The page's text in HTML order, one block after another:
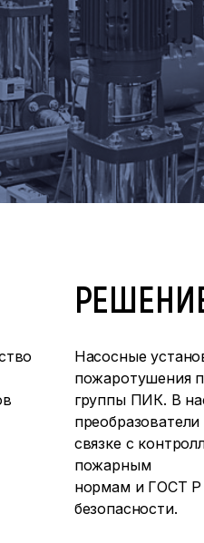
Насосные
пожаротушения
группы ПИК. В
связке с
пожарным
нормам и ГОСТ Р
безопасности.